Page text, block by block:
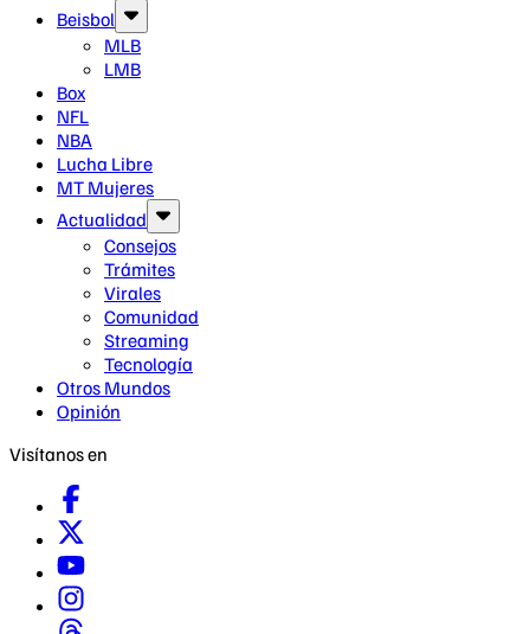
Beisbol
MLB
LMB
Box
NFL
NBA
Lucha Libre
MT Mujeres
Actualidad
Consejos
Trámites
Virales
Comunidad
Streaming
Tecnología
Otros Mundos
Opinión
Visítanos en